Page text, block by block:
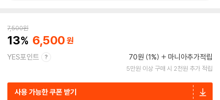
7,500원
13 6,500
YES포인트 70원 (1%) 마니아추가적립
5만원 이상 구매 시 2천원 추가 적립
사용 가능한 쿠폰 받기